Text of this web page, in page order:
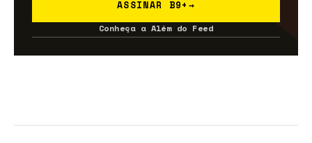
ASSINAR B9+ →
Conheça a Além do Feed